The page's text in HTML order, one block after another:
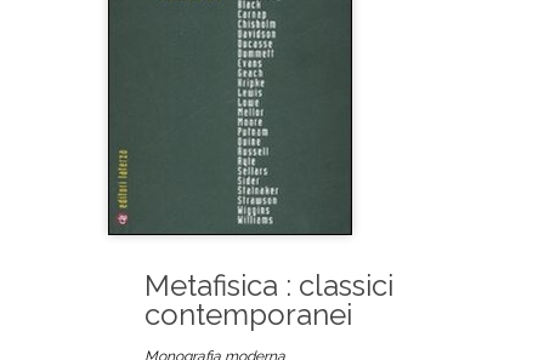
Metafisica : classici
contemporanei